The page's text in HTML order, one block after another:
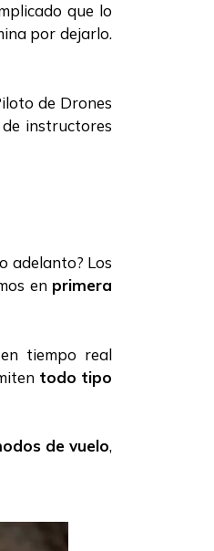
que lo
por dejarlo.
de Drones
instructores
adelanto? Los
en primera
tiempo real
todo tipo
de vuelo,